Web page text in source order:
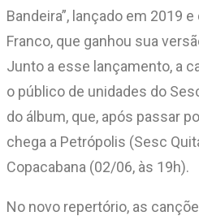
Bandeira”, lançado em 2019
Franco, que ganhou sua
Junto a esse lançamento, a
o público de unidades do
do álbum, que, após passar
chega a Petrópolis (Sesc
Copacabana (02/06, às 19h).
No novo repertório, as